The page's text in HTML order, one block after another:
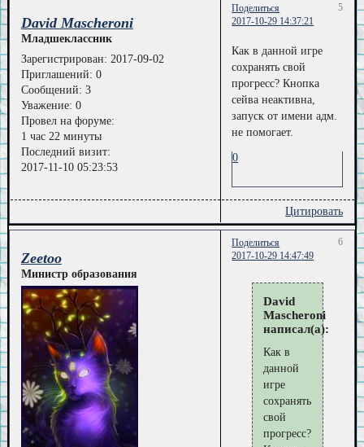
Поделиться
5
2017-10-29 14:37:21
David Mascheroni
Младшеклассник
Зарегистрирован: 2017-09-02
Приглашений: 0
Сообщений: 3
Уважение: 0
Провел на форуме:
1 час 22 минуты
Последний визит:
2017-11-10 05:23:53
Как в данной игре
сохранять свой
прогресс? Кнопка
сейва неактивна,
запуск от имени адм.
не помогает.
0
Цитировать
Поделиться
6
2017-10-29 14:47:49
Zeetoo
Министр образования
David
Mascheroni
написал(а):
Как в
данной
игре
сохранять
свой
прогресс?